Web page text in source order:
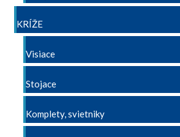
KRÍŽE
Visiace
Stojace
Komplety, svietniky